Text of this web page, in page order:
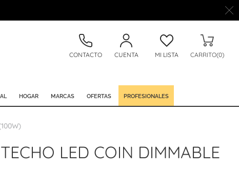
CONTACTO CUENTA MI LISTA CARRITO(0)
HOGAR MARCAS OFERTAS PROFESIONALES
LED COIN DIMMABLE